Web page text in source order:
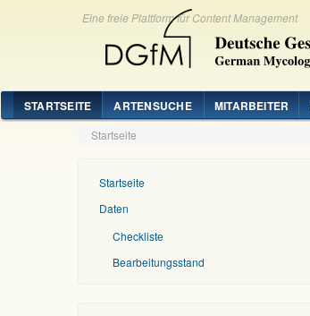
Eine freie Plattform für Content Management
STARTSEITE ARTENSUCHE MITARBEITER
Startseite
Startseite
Daten
Checkliste
Bearbeitungsstand